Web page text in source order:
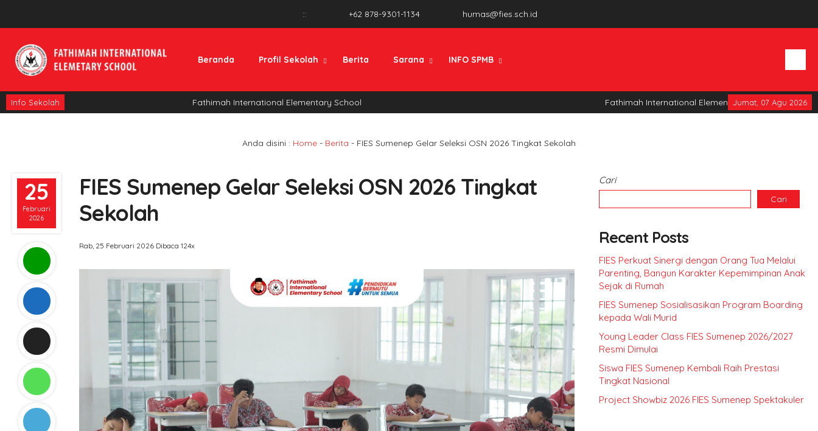
:: +62 878-9301-1134 humas@fies.sch.id
Beranda Profil Sekolah Berita Sarana INFO SPMB
Info Sekolah Jumat, 07 Agu 2026
Fathimah International Elementary School
Fathimah International Elementary School
Anda disini : Home - Berita - FIES Sumenep Gelar Seleksi OSN 2026 Tingkat Sekolah
25
Februari
2026
FIES Sumenep Gelar Seleksi OSN 2026 Tingkat
Sekolah
Rab, 25 Februari 2026 Dibaca 124x
Cari
Cari
Recent Posts
FIES Perkuat Sinergi dengan Orang Tua Melalui
Parenting, Bangun Karakter Kepemimpinan Anak
Sejak di Rumah
FIES Sumenep Sosialisasikan Program Boarding
kepada Wali Murid
Young Leader Class FIES Sumenep 2026/2027
Resmi Dimulai
Siswa FIES Sumenep Kembali Raih Prestasi
Tingkat Nasional
Project Showbiz 2026 FIES Sumenep Spektakuler